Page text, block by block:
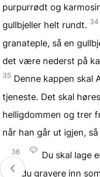
purpurrødt og
gullbjeller helt rundt. 34
granateple, så en
det være nederst på
35 Denne kappen skal
tjeneste. Det skal
helligdommen og trer
når han går ut igjen,
36
Du skal lage
skal du gravere inn